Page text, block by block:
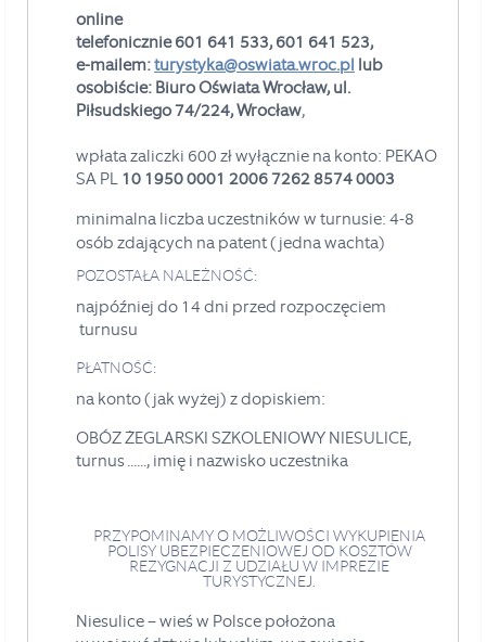
online
telefonicznie 601 641 533, 601 641 523,
e-mailem:turystyka@oswiata.wroc.pl lub
osobiście: Biuro Oświata Wrocław, ul.
Piłsudskiego 74/224, Wrocław,
wpłata zaliczki 600 zł wyłącznie na konto: PEKAO
SA PL 10 1950 0001 2006 7262 8574 0003
minimalna liczba uczestników w turnusie: 4-8
osób zdających na patent (jedna wachta)
POZOSTAŁA NALEŻNOŚĆ:
najpóźniej do 14 dni przed rozpoczęciem
turnusu
PŁATNOŚĆ:
na konto (jak wyżej) z dopiskiem:
OBÓZ ŻEGLARSKI SZKOLENIOWY NIESULICE,
turnus ......, imię i nazwisko uczestnika
PRZYPOMINAMY O MOŻLIWOŚCI WYKUPIENIA
POLISY UBEZPIECZENIOWEJ OD KOSZTÓW
REZYGNACJI Z UDZIAŁU W IMPREZIE
TURYSTYCZNEJ.
Niesulice – wieś w Polsce położona